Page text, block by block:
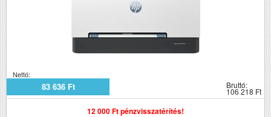
Nettó:
83 636 Ft Bruttó:
106 218 Ft
12 000 Ft pénzvisszatérítés!